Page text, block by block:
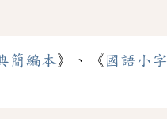
簡編本》、《 國語小字